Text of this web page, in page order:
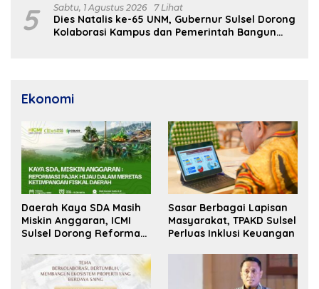
5 Sabtu, 1 Agustus 2026 7 Lihat
Dies Natalis ke-65 UNM, Gubernur Sulsel Dorong
Kolaborasi Kampus dan Pemerintah Bangun
Ekonomi
Daerah Kaya SDA Masih
Miskin Anggaran, ICMI
Sulsel Dorong Reformasi
Sasar Berbagai Lapisan
Masyarakat, TPAKD Sulsel
Perluas Inklusi Keuangan